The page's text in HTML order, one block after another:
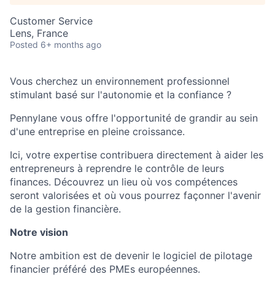
Customer Service
Lens, France
Posted 6+ months ago
Vous cherchez un environnement professionnel
stimulant basé sur l'autonomie et la confiance ?
Pennylane vous offre l'opportunité de grandir au sein
d'une entreprise en pleine croissance.
Ici, votre expertise contribuera directement à aider les
entrepreneurs à reprendre le contrôle de leurs
finances. Découvrez un lieu où vos compétences
seront valorisées et où vous pourrez façonner l'avenir
de la gestion financière.
Notre vision
Notre ambition est de devenir le logiciel de pilotage
financier préféré des PMEs européennes.